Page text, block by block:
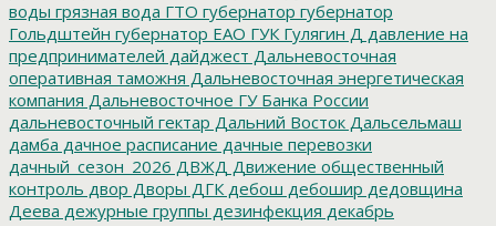
воды грязная вода ГТО губернатор губернатор
Гольдштейн губернатор ЕАО ГУК Гулягин Д давление на
предпринимателей дайджест Дальневосточная
оперативная таможня Дальневосточная энергетическая
компания Дальневосточное ГУ Банка России
дальневосточный гектар Дальний Восток Дальсельмаш
дамба дачное расписание дачные перевозки
дачный_сезон_2026 ДВЖД Движение общественный
контроль двор Дворы ДГК дебош дебошир дедовщина
Деева дежурные группы дезинфекция декабрь